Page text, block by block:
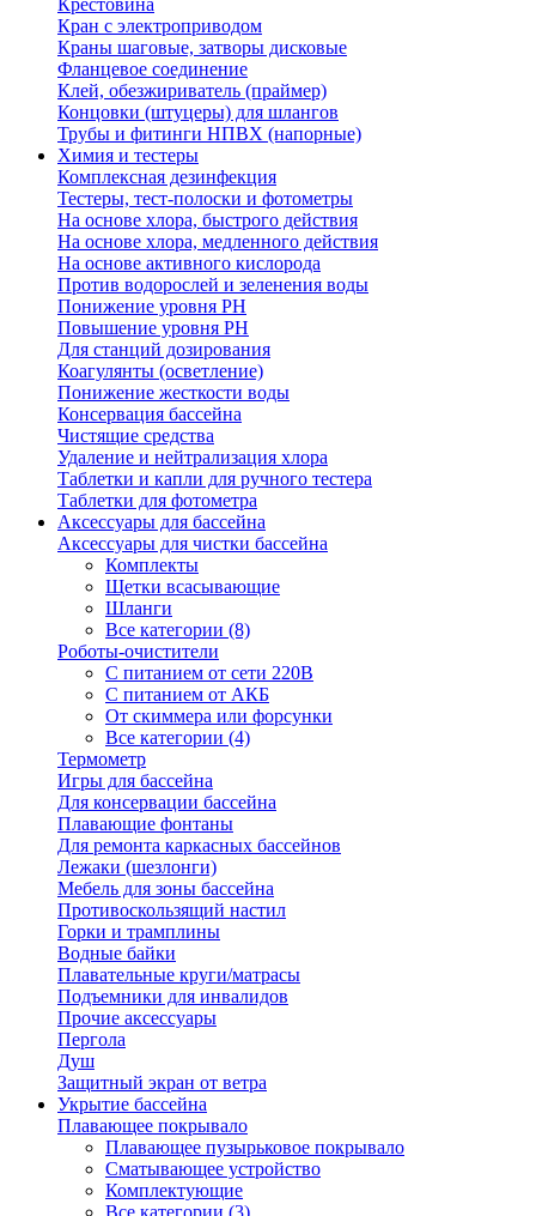
Крестовина
Кран с электроприводом
Краны шаговые, затворы дисковые
Фланцевое соединение
Клей, обезжириватель (праймер)
Концовки (штуцеры) для шлангов
Трубы и фитинги НПВХ (напорные)
Химия и тестеры
Комплексная дезинфекция
Тестеры, тест-полоски и фотометры
На основе хлора, быстрого действия
На основе хлора, медленного действия
На основе активного кислорода
Против водорослей и зеленения воды
Понижение уровня РН
Повышение уровня РН
Для станций дозирования
Коагулянты (осветление)
Понижение жесткости воды
Консервация бассейна
Чистящие средства
Удаление и нейтрализация хлора
Таблетки и капли для ручного тестера
Таблетки для фотометра
Аксессуары для бассейна
Аксессуары для чистки бассейна
Комплекты
Щетки всасывающие
Шланги
Все категории (8)
Роботы-очистители
С питанием от сети 220В
С питанием от АКБ
От скиммера или форсунки
Все категории (4)
Термометр
Игры для бассейна
Для консервации бассейна
Плавающие фонтаны
Для ремонта каркасных бассейнов
Лежаки (шезлонги)
Мебель для зоны бассейна
Противоскользящий настил
Горки и трамплины
Водные байки
Плавательные круги/матрасы
Подъемники для инвалидов
Прочие аксессуары
Пергола
Душ
Защитный экран от ветра
Укрытие бассейна
Плавающее покрывало
Плавающее пузырьковое покрывало
Сматывающее устройство
Комплектующие
Все категории (3)